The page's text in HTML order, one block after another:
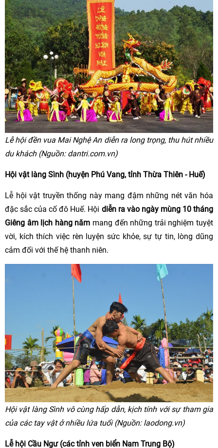
Lễ hội đền vua Mai Nghệ An diễn ra long trọng, thu hút nhiều
du khách (Nguồn: dantri.com.vn)
Hội vật làng Sình (huyện Phú Vang, tỉnh Thừa Thiên - Huế)
Lễ hội vật truyền thống này mang đậm những nét văn hóa
đặc sắc của cố đô Huế. Hội diễn ra vào ngày mùng 10 tháng
Giêng âm lịch hàng năm mang đến những trải nghiệm tuyệt
vời, kích thích việc rèn luyện sức khỏe, sự tự tin, lòng dũng
cảm đối với thế hệ thanh niên.
Hội vật làng Sình vô cùng hấp dẫn, kịch tính với sự tham gia
của các tay vật ở nhiều lứa tuổi (Nguồn: laodong.vn)
Lễ hội Cầu Ngư (các tỉnh ven biển Nam Trung Bộ)